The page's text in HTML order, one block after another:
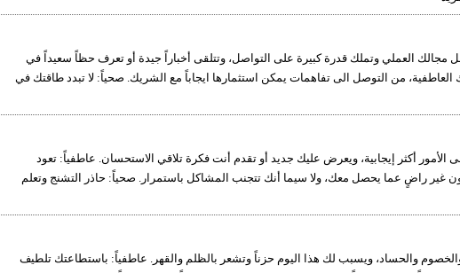
مجالك العملي وتملك قدرة كبيرة على التواصل، وتتلقى أخباراً جيدة أو تعرف حظاً سعيداً في
من التوصل الى تفاهمات يمكن استثمارها ايجاباً مع الشريك. صحياً: لا تبدد طاقتك في
الأمور أكثر إيجابية، ويعرض عليك جديد أو تقدم أنت فكرة تلاقي الاستحسان. عاطفياً: تعود
غير راضٍ عما يحصل معك، ولا سيما أنك تتجنب المشاكل باستمرار. صحياً: حاذر التشنج وتعلم
والحساد، ويسبب لك هذا اليوم حزناً وتشعر بالظلم والقهر. عاطفياً: باستطاعتك تلطيف